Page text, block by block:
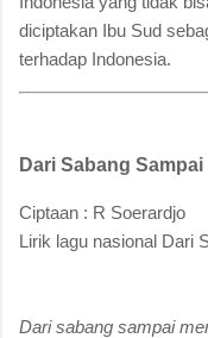
diciptakan Ibu Sud
terhadap Indonesia.
Dari Sabang
Ciptaan : R Soerardjo
Lirik lagu nasional Dari
Dari sabang sampai